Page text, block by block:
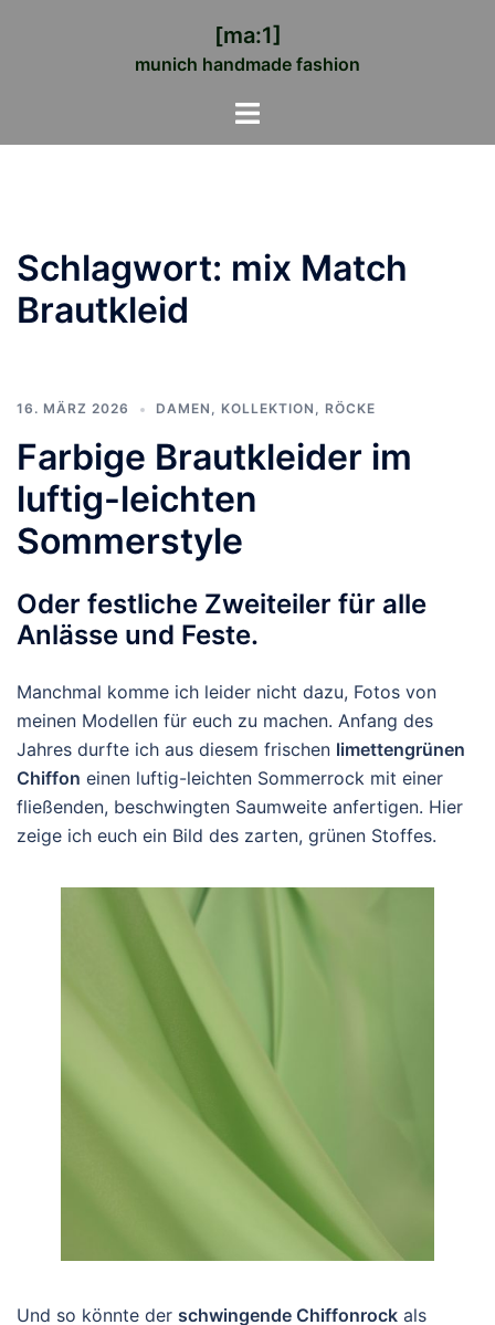
[ma:1]
munich handmade fashion
Menü
Schlagwort: mix Match
Brautkleid
16. MÄRZ 2026 DAMEN , KOLLEKTION , RÖCKE
Farbige Brautkleider im
luftig-leichten
Sommerstyle
Oder festliche Zweiteiler für alle
Anlässe und Feste.
Manchmal komme ich leider nicht dazu, Fotos von
meinen Modellen für euch zu machen. Anfang des
Jahres durfte ich aus diesem frischen limettengrünen
Chiffon einen luftig-leichten Sommerrock mit einer
fließenden, beschwingten Saumweite anfertigen. Hier
zeige ich euch ein Bild des zarten, grünen Stoffes.
Und so könnte der schwingende Chiffonrock als